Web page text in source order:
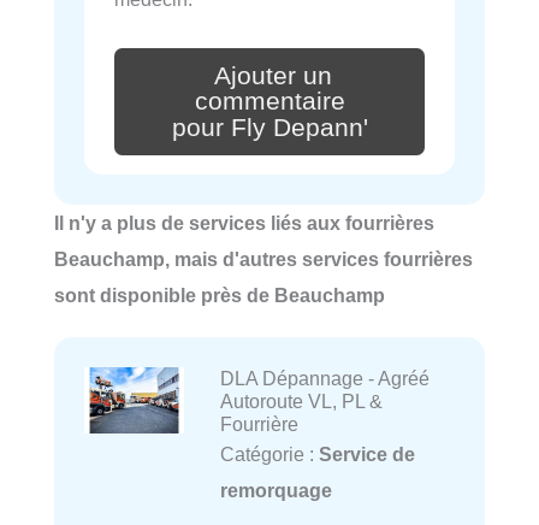
Ajouter un
commentaire
pour Fly Depann'
Il n'y a plus de services liés aux fourrières
Beauchamp, mais d'autres services fourrières
sont disponible près de Beauchamp
DLA Dépannage - Agréé
Autoroute VL, PL &
Fourrière
Catégorie : Service de
remorquage